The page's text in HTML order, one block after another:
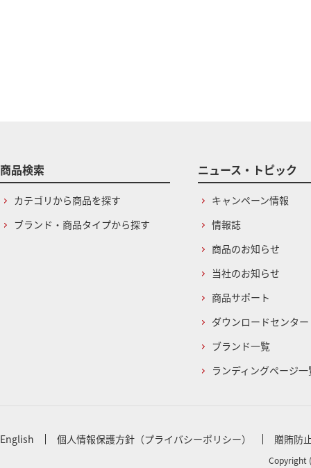
商品検索
カテゴリから商品を探す
ブランド・商品タイプから探す
ニュース・トピック
キャンペーン情報
情報誌
商品のお知らせ
当社のお知らせ
商品サポート
ダウンロードセンター
ブランド一覧
ランディングページ一
English 個人情報保護方針（プライバシーポリシー） 贈賄防
Copyright